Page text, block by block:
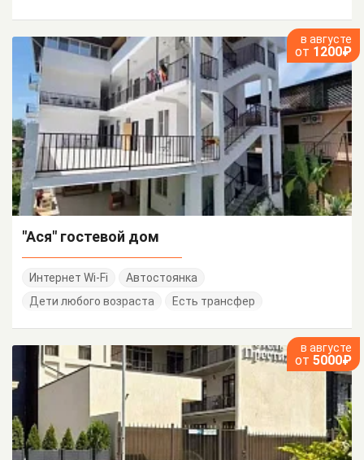
в августе
от 1200₽
"Ася" гостевой дом
Интернет Wi-Fi
Автостоянка
Дети любого возраста
Есть трансфер
в августе
от 5000₽